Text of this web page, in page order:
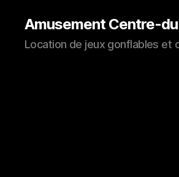
Amusement Centre-
Location de jeux gonflables et